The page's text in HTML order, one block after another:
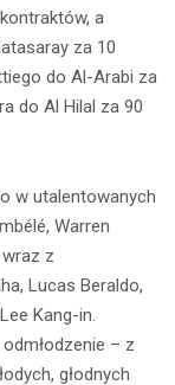
a
za 10
do Al-Arabi za
do Al Hilal za 90
w utalentowanych
Warren
z
Lucas Beraldo,
Kang-in.
– z
głodnych